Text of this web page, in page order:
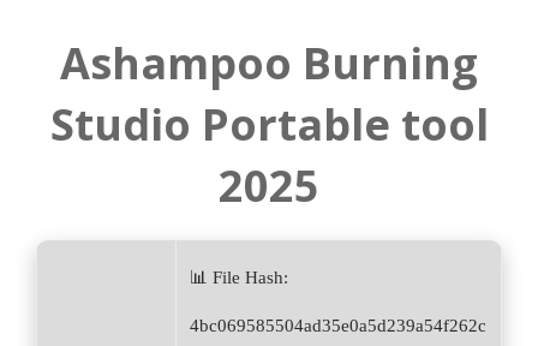
Ashampoo Burning
Studio Portable tool
2025
📊 File Hash:
4bc069585504ad35e0a5d239a54f262c